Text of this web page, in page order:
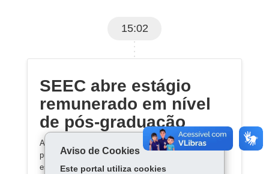
15:02
SEEC abre estágio
remunerado em nível
de pós-graduação
A Secretaria de Estado da Cultura (SEEC) acaba de
publicar o edital 01/2023 para processo seletivo de
estagiários estudantes de Pós-Graduação. Os
Aviso de Cookies
Este portal utiliza cookies